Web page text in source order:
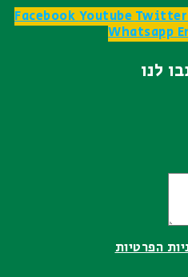
FacebookYoutube
Whatsapp
לנו
הפרטיות